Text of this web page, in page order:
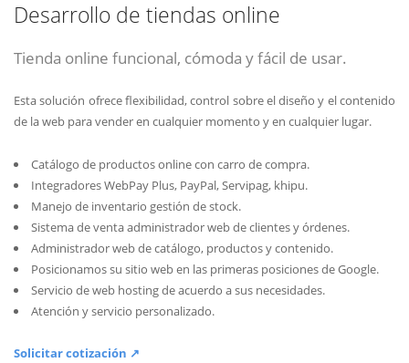
Desarrollo de tiendas online
Tienda online funcional, cómoda y fácil de usar.
Esta solución ofrece flexibilidad, control sobre el diseño y el contenido
de la web para vender en cualquier momento y en cualquier lugar.
Catálogo de productos online con carro de compra.
Integradores WebPay Plus, PayPal, Servipag, khipu.
Manejo de inventario gestión de stock.
Sistema de venta administrador web de clientes y órdenes.
Administrador web de catálogo, productos y contenido.
Posicionamos su sitio web en las primeras posiciones de Google.
Servicio de web hosting de acuerdo a sus necesidades.
Atención y servicio personalizado.
Solicitar cotización ↗